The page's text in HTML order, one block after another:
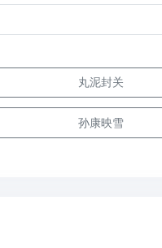
丸泥封关
孙康映雪